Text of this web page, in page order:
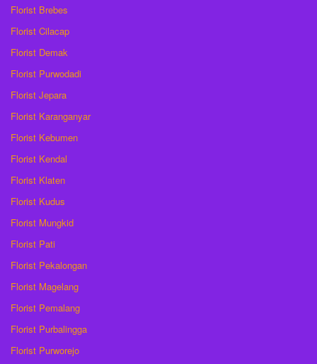
Florist Brebes
Florist Cilacap
Florist Demak
Florist Purwodadi
Florist Jepara
Florist Karanganyar
Florist Kebumen
Florist Kendal
Florist Klaten
Florist Kudus
Florist Mungkid
Florist Pati
Florist Pekalongan
Florist Magelang
Florist Pemalang
Florist Purbalingga
Florist Purworejo